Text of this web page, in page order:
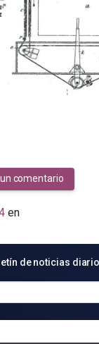
un comentario
en
de noticias diario